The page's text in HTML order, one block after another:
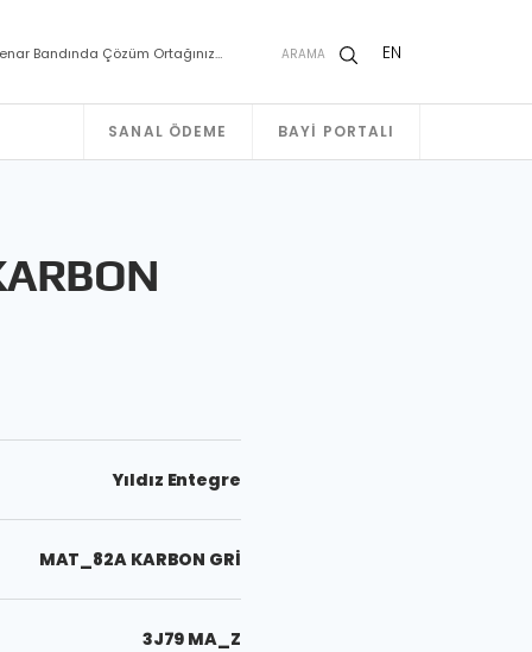
Bandında Çözüm Ortağınız… ARAMA EN
SANAL ÖDEME BAYI PORTALI
Yıldız Entegre
MAT_82A KARBON GRİ
3J79 MA_Z